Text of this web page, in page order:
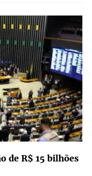
de R$ 15 bilhões